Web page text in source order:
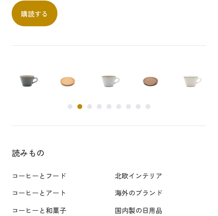
読みもの
コーヒーとフード
コーヒーとアート
コーヒーと和菓子
北欧インテリア
海外のブランド
国内製の日用品